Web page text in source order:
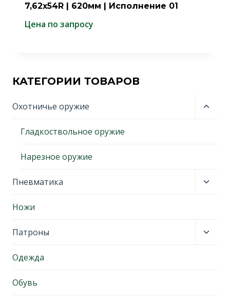
7,62х54R | 620мм | Исполнение 01
Цена по запросу
КАТЕГОРИИ ТОВАРОВ
Охотничье оружие
Гладкоствольное оружие
Нарезное оружие
Пневматика
Ножи
Патроны
Одежда
Обувь